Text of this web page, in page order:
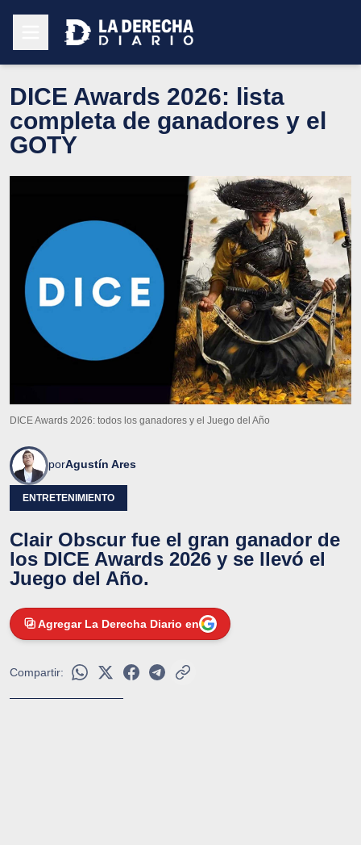
DICE Awards 2026: lista
completa de ganadores y el
GOTY
DICE Awards 2026: todos los ganadores y el Juego del Año
porAgustín Ares
ENTRETENIMIENTO
Clair Obscur fue el gran ganador de
los DICE Awards 2026 y se llevó el
Juego del Año.
Agregar La Derecha Diario en
Compartir: